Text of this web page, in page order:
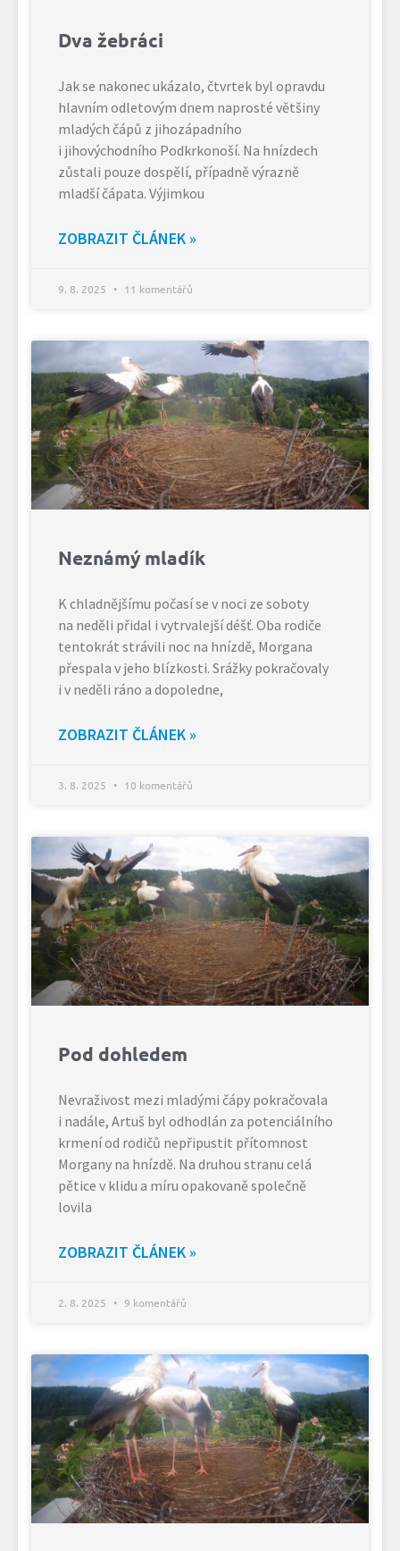
Dva žebráci
Jak se nakonec ukázalo, čtvrtek byl opravdu
hlavním odletovým dnem naprosté většiny
mladých čápů z jihozápadního
i jihovýchodního Podkrkonoší. Na hnízdech
zůstali pouze dospělí, případně výrazně
mladší čápata. Výjimkou
ZOBRAZIT ČLÁNEK »
9. 8. 2025 11 komentářů
Neznámý mladík
K chladnějšímu počasí se v noci ze soboty
na neděli přidal i vytrvalejší déšť. Oba rodiče
tentokrát strávili noc na hnízdě, Morgana
přespala v jeho blízkosti. Srážky pokračovaly
i v neděli ráno a dopoledne,
ZOBRAZIT ČLÁNEK »
3. 8. 2025 10 komentářů
Pod dohledem
Nevraživost mezi mladými čápy pokračovala
i nadále, Artuš byl odhodlán za potenciálního
krmení od rodičů nepřipustit přítomnost
Morgany na hnízdě. Na druhou stranu celá
pětice v klidu a míru opakovaně společně
lovila
ZOBRAZIT ČLÁNEK »
2. 8. 2025 9 komentářů